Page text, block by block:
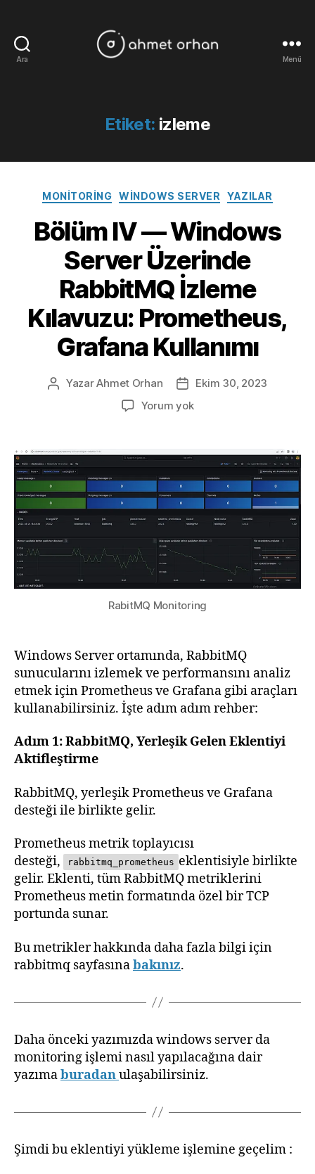
Ara Menü
Etiket: izleme
Kategoriler
MONITORING WINDOWS SERVER YAZILAR
Bölüm IV — Windows
Server Üzerinde
RabbitMQ İzleme
Kılavuzu: Prometheus,
Grafana Kullanımı
Yazının
YazarAhmet Orhan
Yazı
tarihi
Ekim 30, 2023
Yorum yokBölüm
Server
Üzerinde
RabbitMQ
İzleme
Kılavuzu:
Prometheus,
Grafana
Kullanımı
RabitMQ Monitoring
Windows Server ortamında, RabbitMQ
sunucularını izlemek ve performansını analiz
etmek için Prometheus ve Grafana gibi araçları
kullanabilirsiniz. İşte adım adım rehber:
Adım 1: RabbitMQ, Yerleşik Gelen Eklentiyi
Aktifleştirme
RabbitMQ, yerleşik Prometheus ve Grafana
desteği ile birlikte gelir.
Prometheus metrik toplayıcısı
desteği,
rabbitmq_prometheus eklentisiyle birlikte
gelir. Eklenti, tüm RabbitMQ metriklerini
Prometheus metin formatında özel bir TCP
portunda sunar.
Bu metrikler hakkında daha fazla bilgi için
rabbitmq sayfasınabakınız.
Daha önceki yazımızda windows server da
monitoring işlemi nasıl yapılacağına dair
yazımaburadanulaşabilirsiniz.
Şimdi bu eklentiyi yükleme işlemine geçelim :